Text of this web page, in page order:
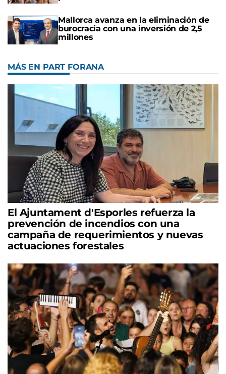
Mallorca avanza en la eliminación de
burocracia con una inversión de 2,5
millones
MÁS EN PART FORANA
El Ajuntament d'Esporles refuerza la
prevención de incendios con una
campaña de requerimientos y nuevas
actuaciones forestales